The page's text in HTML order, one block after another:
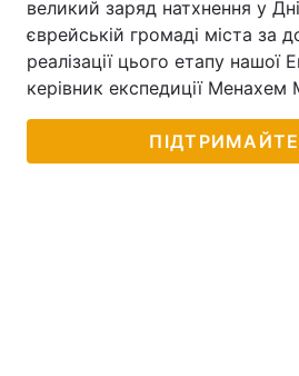
великий заряд натхнення у
єврейській громаді міста за
реалізації цього етапу нашої
керівник експедиції